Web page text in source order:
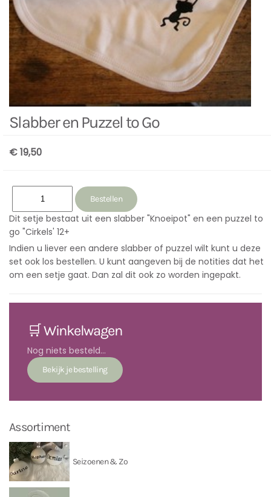
Slabber en Puzzel to Go
€ 19,50
Dit setje bestaat uit een slabber "Knoeipot" en een puzzel to
go "Cirkels' 12+
Indien u liever een andere slabber of puzzel wilt kunt u deze
set ook los bestellen. U kunt aangeven bij de notities dat het
om een setje gaat. Dan zal dit ook zo worden ingepakt.
🛒 Winkelwagen
Nog niets besteld...
Assortiment
Seizoenen & Zo